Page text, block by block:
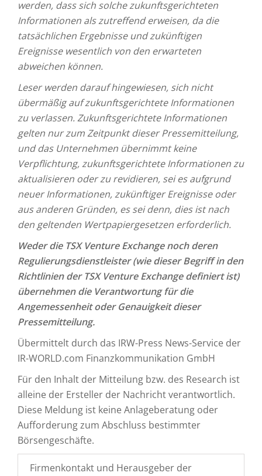
werden, dass sich solche zukunftsgerichteten
Informationen als zutreffend erweisen, da die
tatsächlichen Ergebnisse und zukünftigen
Ereignisse wesentlich von den erwarteten
abweichen können.
Leser werden darauf hingewiesen, sich nicht
übermäßig auf zukunftsgerichtete Informationen
zu verlassen. Zukunftsgerichtete Informationen
gelten nur zum Zeitpunkt dieser Pressemitteilung,
und das Unternehmen übernimmt keine
Verpflichtung, zukunftsgerichtete Informationen zu
aktualisieren oder zu revidieren, sei es aufgrund
neuer Informationen, zukünftiger Ereignisse oder
aus anderen Gründen, es sei denn, dies ist nach
den geltenden Wertpapiergesetzen erforderlich.
Weder die TSX Venture Exchange noch deren
Regulierungsdienstleister (wie dieser Begriff in den
Richtlinien der TSX Venture Exchange definiert ist)
übernehmen die Verantwortung für die
Angemessenheit oder Genauigkeit dieser
Pressemitteilung.
Übermittelt durch das IRW-Press News-Service der
IR-WORLD.com Finanzkommunikation GmbH
Für den Inhalt der Mitteilung bzw. des Research ist
alleine der Ersteller der Nachricht verantwortlich.
Diese Meldung ist keine Anlageberatung oder
Aufforderung zum Abschluss bestimmter
Börsengeschäfte.
Firmenkontakt und Herausgeber der